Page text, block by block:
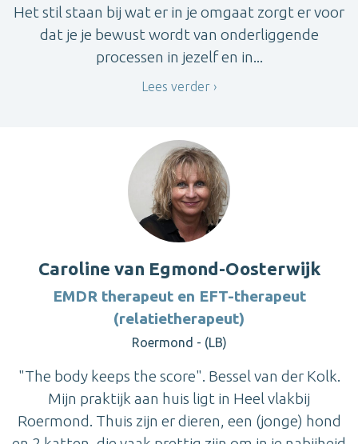
Het stil staan bij wat er in je omgaat zorgt er voor
dat je je bewust wordt van onderliggende
processen in jezelf en in...
Lees verder
Caroline van Egmond-Oosterwijk
EMDR therapeut en EFT-therapeut
(relatietherapeut)
Roermond - (LB)
"The body keeps the score". Bessel van der Kolk.
Mijn praktijk aan huis ligt in Heel vlakbij
Roermond. Thuis zijn er dieren, een (jonge) hond